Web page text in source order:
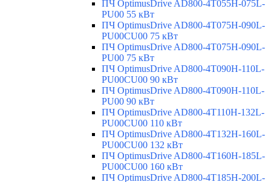
ПЧ OptimusDrive AD800-4T055H-075L-
PU00 55 кВт
ПЧ OptimusDrive AD800-4T075H-090L-
PU00CU00 75 кВт
ПЧ OptimusDrive AD800-4T075H-090L-
PU00 75 кВт
ПЧ OptimusDrive AD800-4T090H-110L-
PU00CU00 90 кВт
ПЧ OptimusDrive AD800-4T090H-110L-
PU00 90 кВт
ПЧ OptimusDrive AD800-4T110H-132L-
PU00CU00 110 кВт
ПЧ OptimusDrive AD800-4T132H-160L-
PU00CU00 132 кВт
ПЧ OptimusDrive AD800-4T160H-185L-
PU00CU00 160 кВт
ПЧ OptimusDrive AD800-4T185H-200L-